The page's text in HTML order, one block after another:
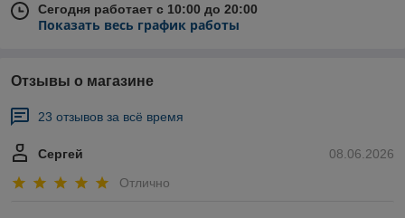
Сегодня работает с 10:00 до 20:00
Показать весь график работы
Отзывы о магазине
23 отзывов за всё время
08.06.2026
Сергей
Отлично